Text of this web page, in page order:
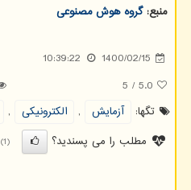
منبع:گروه هوش مصنوعی
1400/02/15
10:39:22
5.0
/
5
تگها:
آزمایش , الكترونیكی ,
مطلب را می پسندید؟
(1)